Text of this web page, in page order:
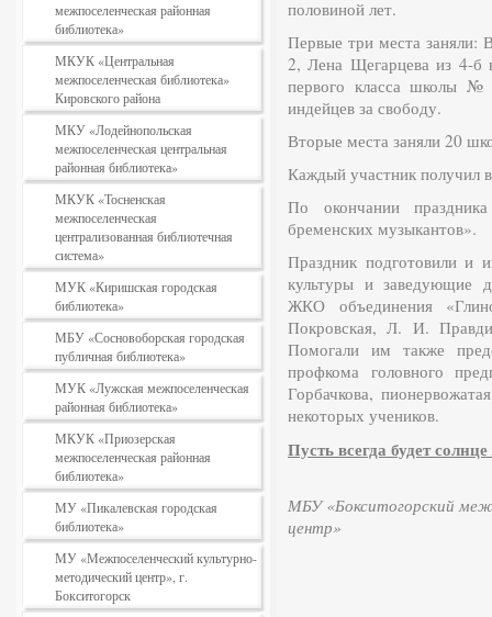
межпоселенческая районная
библиотека»
МКУК «Центральная
межпоселенческая библиотека»
Кировского района
МКУ «Лодейнопольская
межпоселенческая центральная
районная библиотека»
МКУК «Тосненская
межпоселенческая
централизованная библиотечная
система»
МУК «Киришская городская
библиотека»
МБУ «Сосновоборская городская
публичная библиотека»
МУК «Лужская межпоселенческая
районная библиотека»
МКУК «Приозерская
межпоселенческая районная
библиотека»
МУ «Пикалевская городская
библиотека»
МУ «Межпоселенческий культурно-
методический центр», г.
Бокситогорск
половиной лет.
Первые три места заняли:
2, Лена Щегарцева из 4-б
первого класса школы №
индейцев за свободу.
Вторые места заняли 20
Каждый участник получил
По окончании
бременских музыкантов».
Праздник подготовили и
культуры и заведующие
ЖКО объединения
Покровская, Л. И.
Помогали им также
профкома головного
Горбачкова,
некоторых учеников.
Пусть всегда будет
МБУ «Бокситогорский
центр»